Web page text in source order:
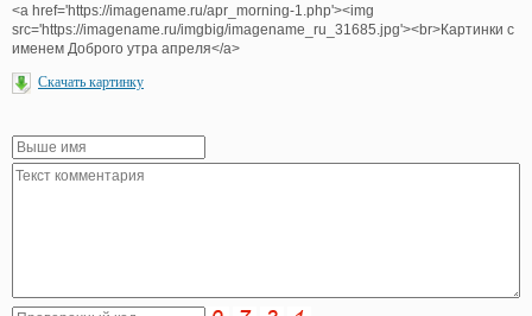
<a href='https://imagename.ru/apr_morning-1.php'><img
src='https://imagename.ru/imgbig/imagename_ru_31685.jpg'><br>Картинки с
именем Доброго утра апреля</a>
Скачать картинку